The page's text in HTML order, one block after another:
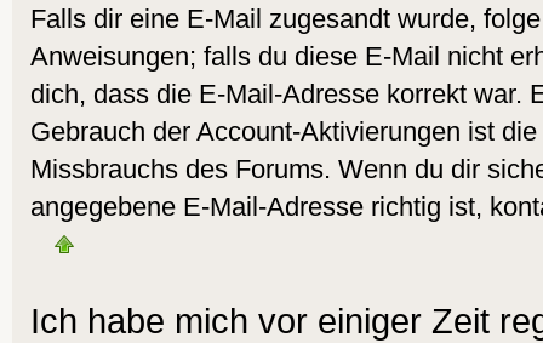
Falls dir eine E-Mail zugesandt wurde,
Anweisungen; falls du diese E-Mail nicht
dich, dass die E-Mail-Adresse korrekt war.
Gebrauch der Account-Aktivierungen ist
Missbrauchs des Forums. Wenn du dir
angegebene E-Mail-Adresse richtig ist,
Ich habe mich vor einiger Zeit